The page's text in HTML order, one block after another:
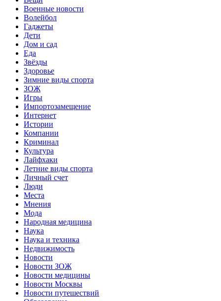
Военные новости
Волейбол
Гаджеты
Дети
Дом и сад
Еда
Звёзды
Здоровье
Зимние виды спорта
ЗОЖ
Игры
Импортозамещение
Интернет
Истории
Компании
Криминал
Культура
Лайфхаки
Летние виды спорта
Личный счет
Люди
Места
Мнения
Мода
Народная медицина
Наука
Наука и техника
Недвижимость
Новости
Новости ЗОЖ
Новости медицины
Новости Москвы
Новости путешествий